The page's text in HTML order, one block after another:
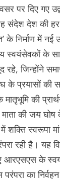
पर दिए गए
संदेश देश की हर
के निर्माण में नई
स्वयंसेवकों के
रहे, जिन्होंने
प्रयासों की
की
माता की जय
शक्ति स्वरूपा
रही है। यह
आरएसएस के
का